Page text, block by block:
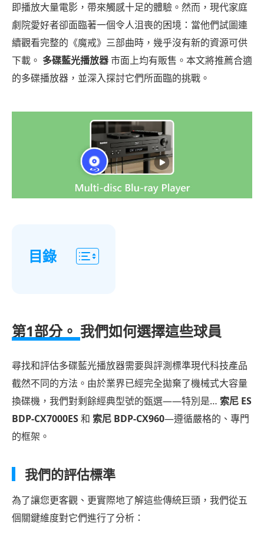
即播放大量電影，帶來觸感十足的體驗。然而，現代家庭
劇院愛好者卻面臨著一個令人沮喪的困境：當他們試圖連
續觀看完整的《魔戒》三部曲時，幾乎沒有新的資源可供
下載。 多碟藍光播放器市面上均有販售。本文將推薦合適
的多碟播放器，並深入探討它們所面臨的挑戰。
目錄
分：
們
如
何
選
擇
些
球
員
第
第1部分。 我們如何選擇這些球員
尋找和評估多碟藍光播放器需要與評測標準現代科技產品
截然不同的方法。由於業界已經完全拋棄了機械式大容量
換碟機，我們對剩餘經典型號的甄選——特別是… 索尼 ES
BDP-CX7000ES和 索尼 BDP-CX960—遵循嚴格的、專門
的框架。
我們的評估標準
為了讓您更客觀、更實際地了解這些傳統巨頭，我們從五
個關鍵維度對它們進行了分析：